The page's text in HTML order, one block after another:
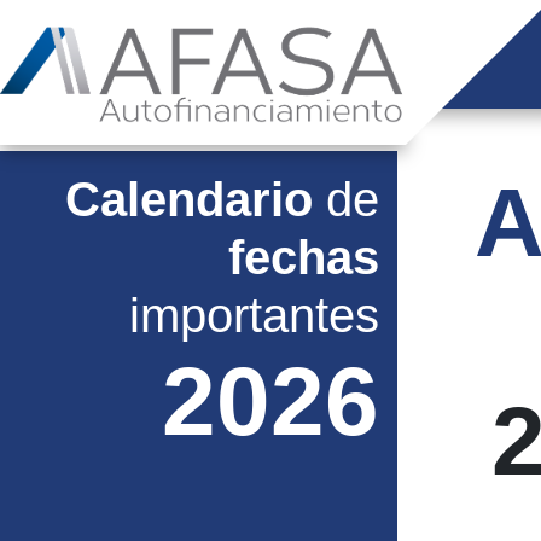
Calendario de
fechas
importantes
2026